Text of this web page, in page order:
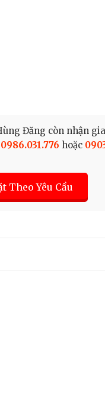
Đăng còn nhận
0986.031.776 hoặc
Theo Yêu Cầu